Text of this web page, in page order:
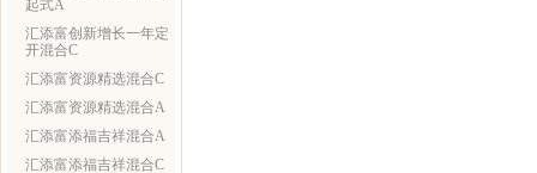
起式A
汇添富创新增长一年定
开混合C
汇添富资源精选混合C
汇添富资源精选混合A
汇添富添福吉祥混合A
汇添富添福吉祥混合C